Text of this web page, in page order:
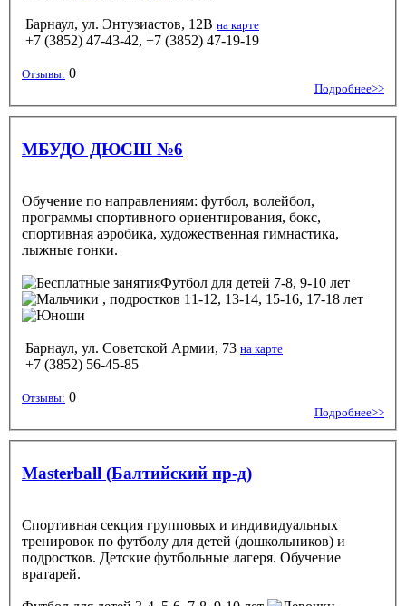
Барнаул, ул. Энтузиастов, 12В на карте
+7 (3852) 47-43-42, +7 (3852) 47-19-19
Отзывы: 0
Подробнее>>
МБУДО ДЮСШ №6
Обучение по направлениям: футбол, волейбол,
программы спортивного ориентирования, бокс,
спортивная аэробика, художественная гимнастика,
лыжные гонки.
Футбол для детей 7-8, 9-10 лет
, подростков 11-12, 13-14, 15-16, 17-18 лет
Барнаул, ул. Советской Армии, 73 на карте
+7 (3852) 56-45-85
Отзывы: 0
Подробнее>>
Masterball (Балтийский пр-д)
Спортивная секция групповых и индивидуальных
тренировок по футболу для детей (дошкольников) и
подростков. Детские футбольные лагеря. Обучение
вратарей.